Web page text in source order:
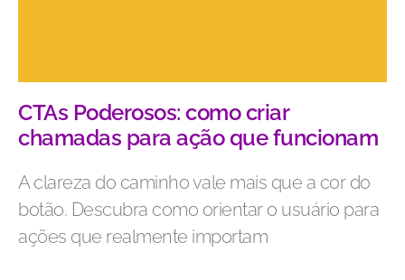
CTAs Poderosos: como criar
chamadas para ação que funcionam
A clareza do caminho vale mais que a cor do
botão. Descubra como orientar o usuário para
ações que realmente importam